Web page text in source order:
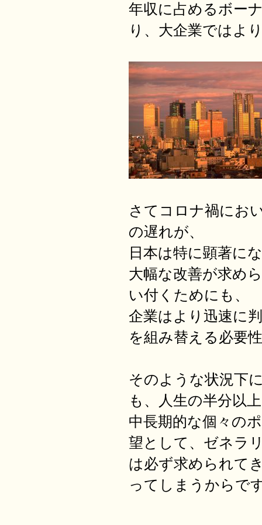
年収に占めるボー
り、大企業ではよ
さてコロナ禍にお
の遅れが、
日本は特に顕著に
大幅な改善が求め
い付くためにも、
企業はより迅速に
を組み替える必要
そのような状況下
も、人生の半分以
中長期的な個々の
望として、ゼネラ
は必ず求められて
ってしまうからで